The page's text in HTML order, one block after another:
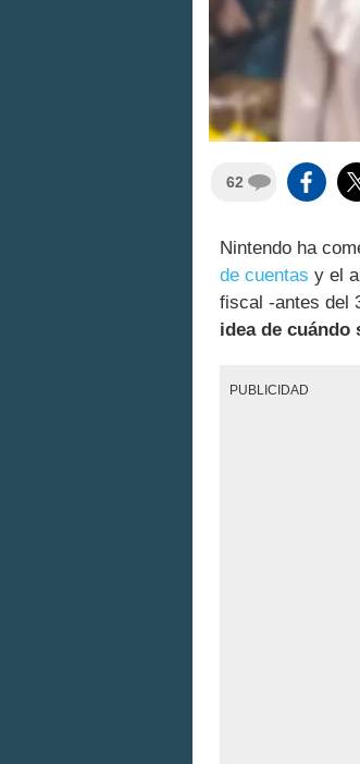
62
Nintendo ha
de cuentas y el
fiscal -antes del
idea de cuándo
PUBLICIDAD